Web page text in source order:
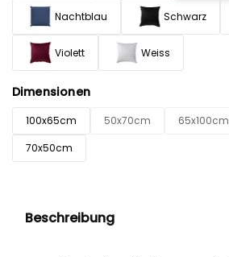
Nachtblau Schwarz
Violett Weiss
Dimensionen
100x65cm 50x70cm 65x100cm
70x50cm
Beschreibung